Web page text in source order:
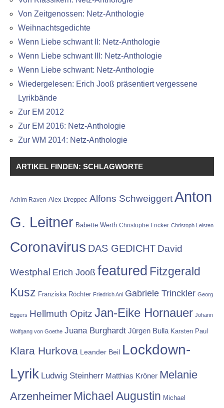
Von Zeitgenossen: Netz-Anthologie
Weihnachtsgedichte
Wenn Liebe schwant II: Netz-Anthologie
Wenn Liebe schwant III: Netz-Anthologie
Wenn Liebe schwant: Netz-Anthologie
Wiedergelesen: Erich Jooß präsentiert vergessene
Lyrikbände
Zur EM 2012
Zur EM 2016: Netz-Anthologie
Zur WM 2014: Netz-Anthologie
ARTIKEL FINDEN: SCHLAGWORTE
Achim Raven Alex Dreppec Alfons SchweiggertAnton
G. Leitner Babette Werth Christophe Fricker Christoph Leisten
Coronavirus DAS GEDICHT David
Westphal Erich Jooß featured Fitzgerald
Kusz Franziska Röchter Friedrich Ani Gabriele Trinckler Georg
Eggers Hellmuth Opitz Jan-Eike Hornauer Johann
Wolfgang von Goethe Juana Burghardt Jürgen Bulla Karsten Paul
Klara Hurkova Leander Beil Lockdown-
Lyrik Ludwig Steinherr Matthias Kröner Melanie
Arzenheimer Michael Augustin Michael